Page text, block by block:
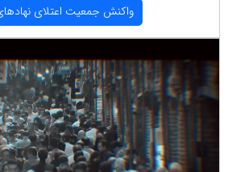
واكنش جمعیت اعتلای